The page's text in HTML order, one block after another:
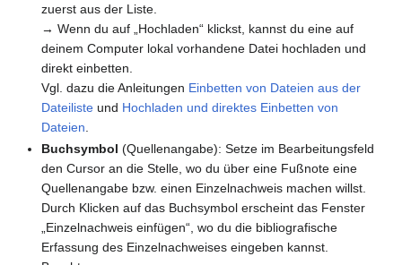
zuerst aus der Liste.
→ Wenn du auf „Hochladen“ klickst, kannst du eine auf
deinem Computer lokal vorhandene Datei hochladen und
direkt einbetten.
Vgl. dazu die Anleitungen Einbetten von Dateien aus der
Dateiliste und Hochladen und direktes Einbetten von
Dateien.
Buchsymbol (Quellenangabe): Setze im Bearbeitungsfeld
den Cursor an die Stelle, wo du über eine Fußnote eine
Quellenangabe bzw. einen Einzelnachweis machen willst.
Durch Klicken auf das Buchsymbol erscheint das Fenster
„Einzelnachweis einfügen“, wo du die bibliografische
Erfassung des Einzelnachweises eingeben kannst.